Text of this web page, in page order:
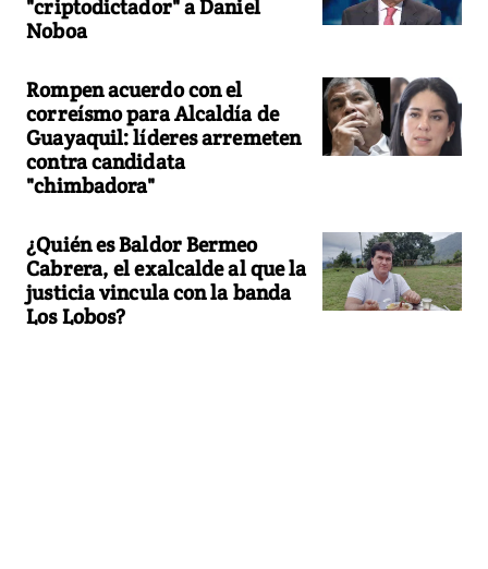
"criptodictador" a Daniel
Noboa
Rompen acuerdo con el
correísmo para Alcaldía de
Guayaquil: líderes arremeten
contra candidata
"chimbadora"
¿Quién es Baldor Bermeo
Cabrera, el exalcalde al que la
justicia vincula con la banda
Los Lobos?